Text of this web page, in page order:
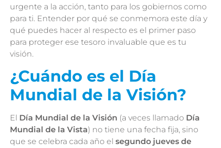
urgente a la acción, tanto para los gobiernos como
para ti. Entender por qué se conmemora este día y
qué puedes hacer al respecto es el primer paso
para proteger ese tesoro invaluable que es tu
visión.
¿Cuándo es el Día
Mundial de la Visión?
El Día Mundial de la Visión (a veces llamado Día
Mundial de la Vista) no tiene una fecha fija, sino
que se celebra cada año el segundo jueves de